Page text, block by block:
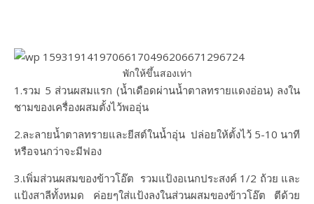
พักให้ขึ้นสองเท่า
1.รวม 5 ส่วนผสมแรก (น้ำเดือดผ่านน้ำตาลทรายแดงอ่อน) ลงใน
ชามของเครื่องผสมตั้งไว้พออุ่น
2.ละลายน้ำตาลทรายและยีสต์ในน้ำอุ่น ปล่อยให้ตั้งไว้ 5-10 นาที
หรือจนกว่าจะมีฟอง
3.เพิ่มส่วนผสมของข้าวโอ๊ต รวมแป้งอเนกประสงค์ 1/2 ถ้วย และ
แป้งสาลีทั้งหมด ค่อยๆใส่แป้งลงในส่วนผสมของข้าวโอ๊ต ตีด้วย